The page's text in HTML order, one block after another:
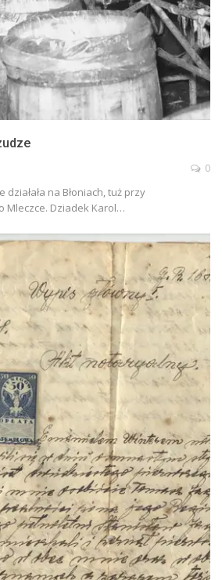
0
na Błoniach, tuż przy
Mleczce. Dziadek Karol…